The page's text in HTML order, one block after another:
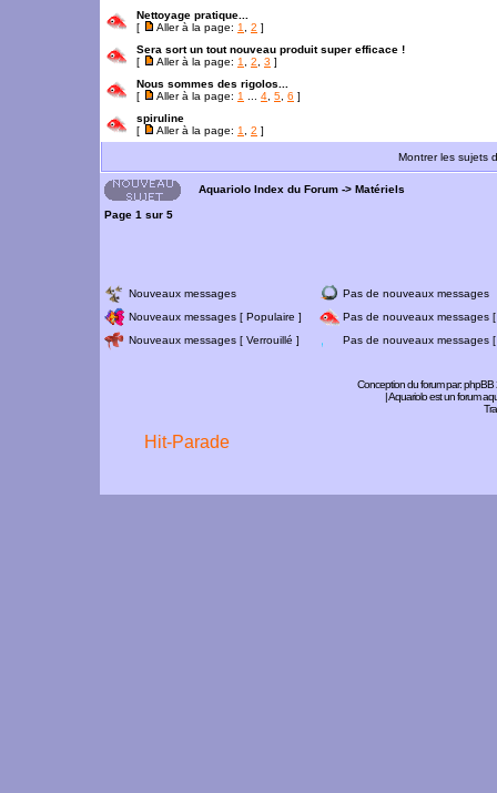
Nettoyage pratique...
[
Aller à la page: 1 2 ]
Sera sort un tout nouveau produit super efficace !
[
Aller à la page: 1 2 3 ]
Nous sommes des rigolos...
[
Aller à la page: 1 4 5 6 ]
spiruline
[
Aller à la page: 1 2 ]
Montrer les sujets
Aquariolo Index du Forum -> Matériels
Page 1 sur 5
Nouveaux messages
Pas de nouveaux messages
Nouveaux messages [ Populaire ]
Pas de nouveaux messages
Nouveaux messages [ Verrouillé ]
Pas de nouveaux messages [
Conception du forum par:phpBB
| Aquariolo est un forum